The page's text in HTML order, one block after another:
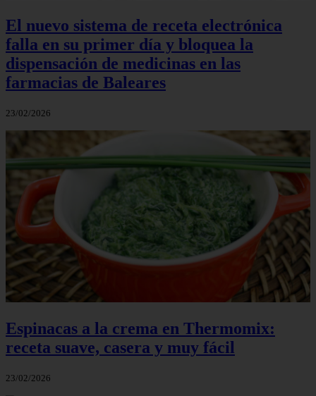
El nuevo sistema de receta electrónica
falla en su primer día y bloquea la
dispensación de medicinas en las
farmacias de Baleares
23/02/2026
Espinacas a la crema en Thermomix:
receta suave, casera y muy fácil
23/02/2026